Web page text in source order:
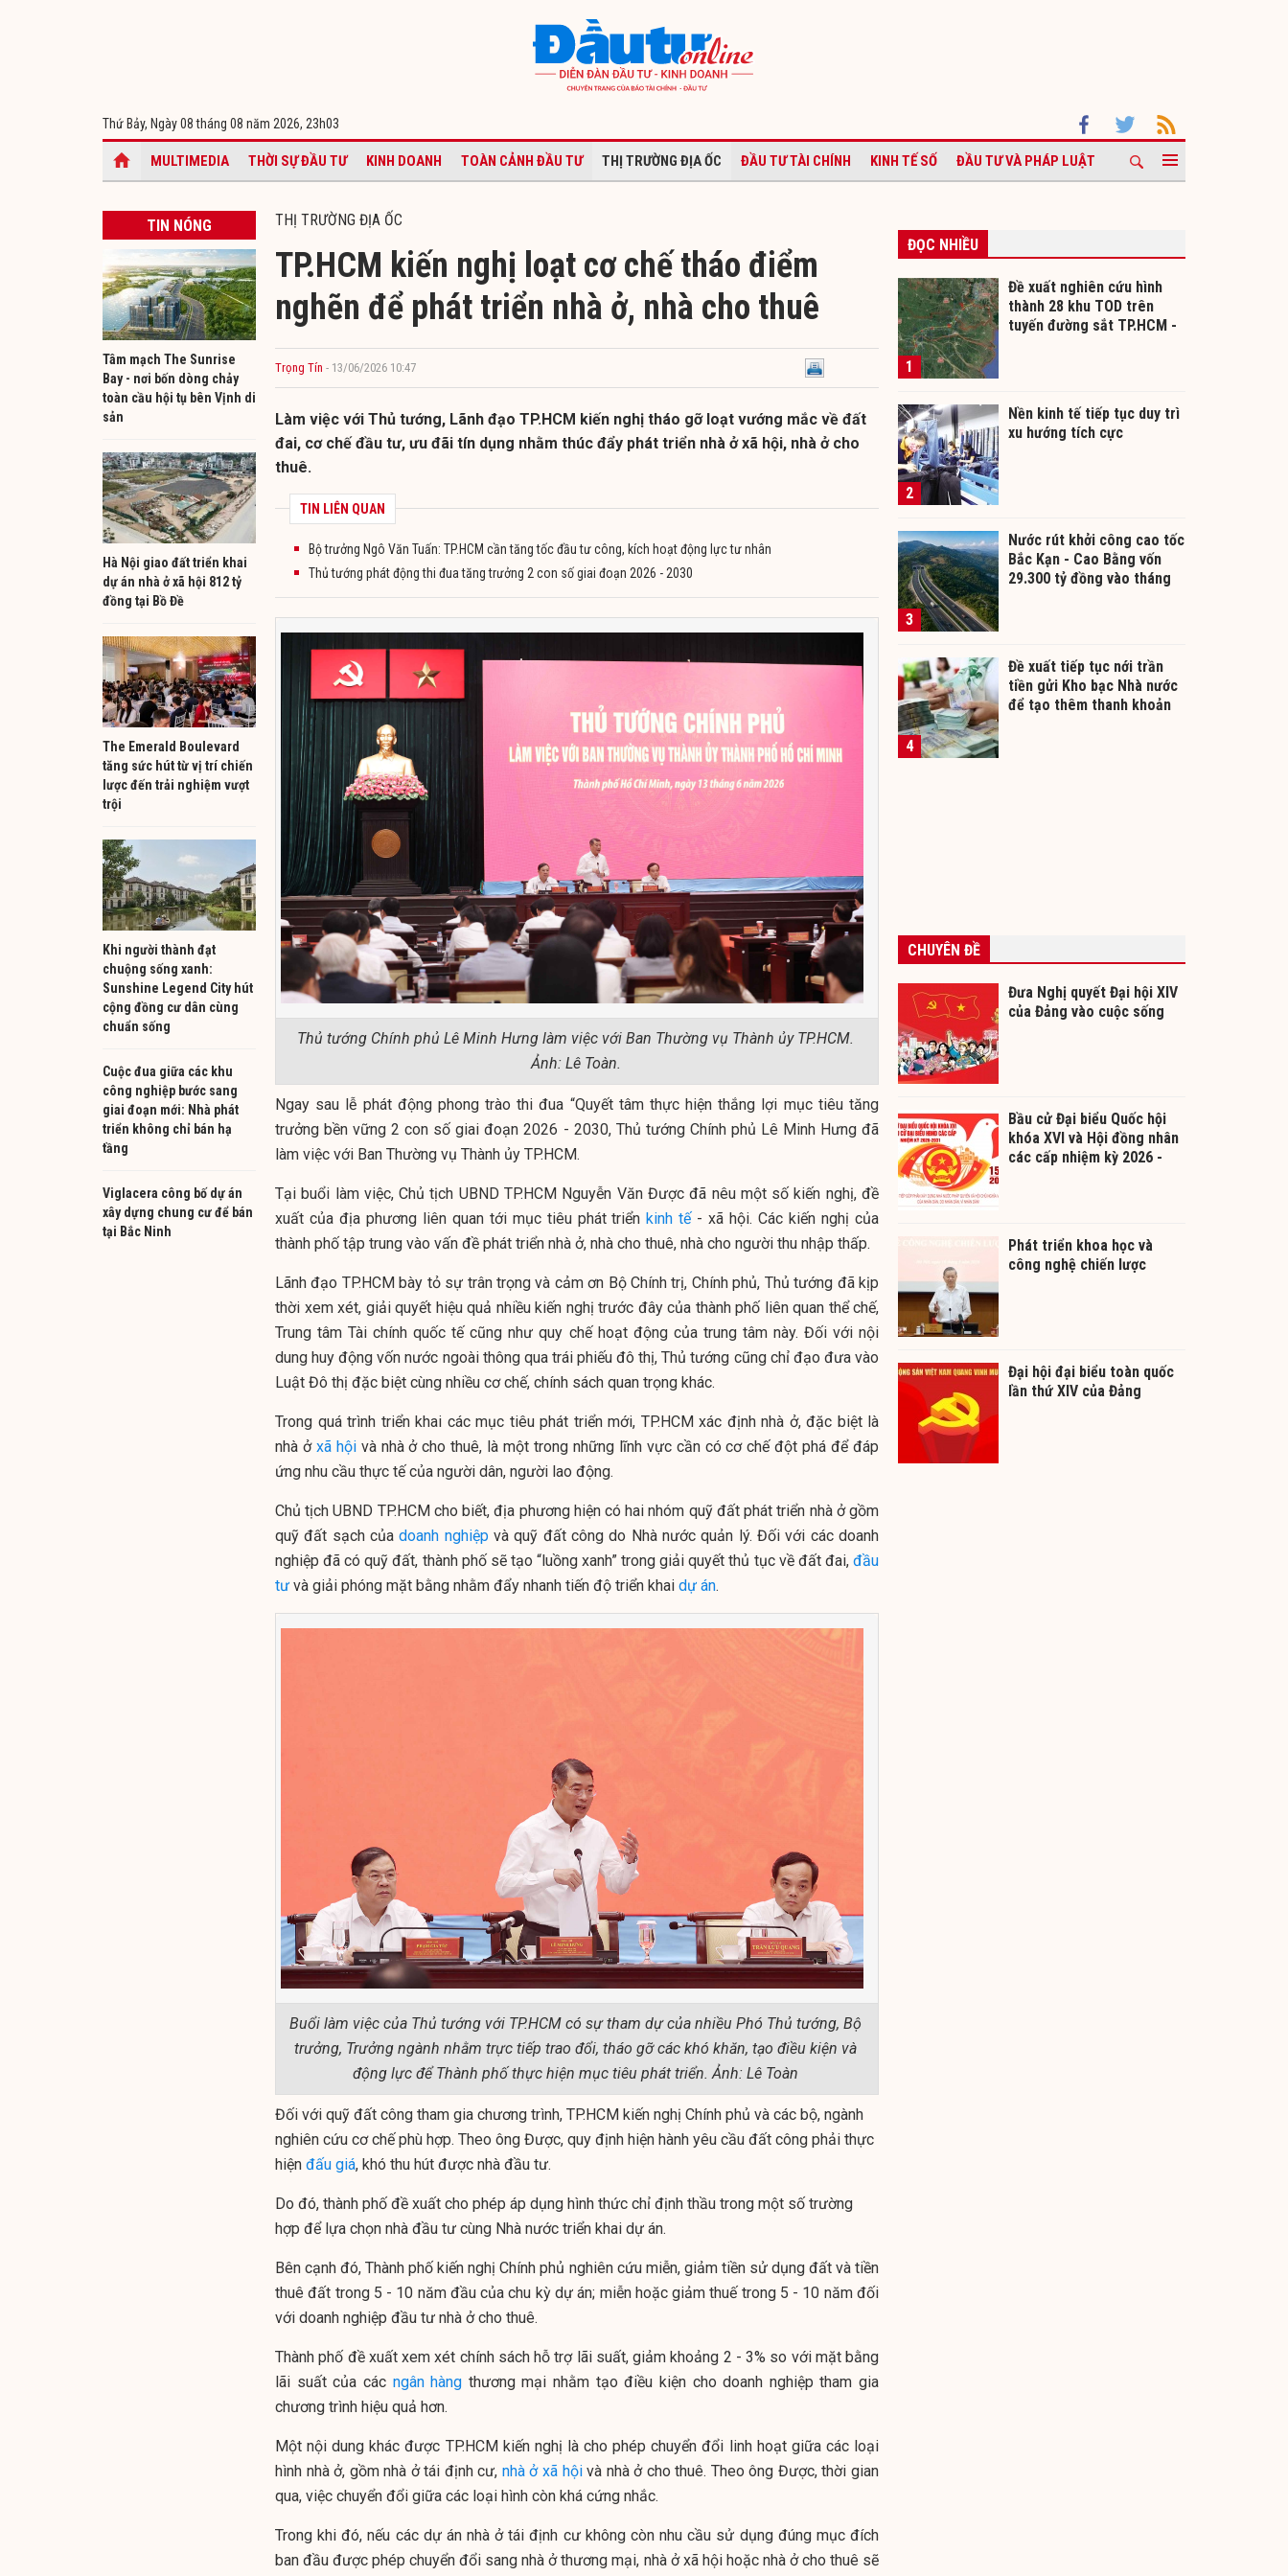
Thứ Bảy, Ngày 08 tháng 08 năm 2026, 23h03
MULTIMEDIA THỜI SỰ ĐẦU TƯ KINH DOANH TOÀN CẢNH ĐẦU TƯ THỊ TRƯỜNG ĐỊA ỐC ĐẦU TƯ TÀI CHÍNH KINH TẾ SỐ ĐẦU TƯ VÀ PHÁP LUẬT
TIN NÓNG
Tâm mạch The Sunrise
Bay - nơi bốn dòng chảy
toàn cầu hội tụ bên Vịnh di
sản
Hà Nội giao đất triển khai
dự án nhà ở xã hội 812 tỷ
đồng tại Bồ Đề
The Emerald Boulevard
tăng sức hút từ vị trí chiến
lược đến trải nghiệm vượt
trội
Khi người thành đạt
chuộng sống xanh:
Sunshine Legend City hút
cộng đồng cư dân cùng
chuẩn sống
Cuộc đua giữa các khu
công nghiệp bước sang
giai đoạn mới: Nhà phát
triển không chỉ bán hạ
tầng
Viglacera công bố dự án
xây dựng chung cư để bán
tại Bắc Ninh
THỊ TRƯỜNG ĐỊA ỐC
TP.HCM kiến nghị loạt cơ chế tháo điểm
nghẽn để phát triển nhà ở, nhà cho thuê
Trọng Tín - 13/06/2026 10:47
Làm việc với Thủ tướng, Lãnh đạo TP.HCM kiến nghị tháo gỡ loạt vướng mắc về đất
đai, cơ chế đầu tư, ưu đãi tín dụng nhằm thúc đẩy phát triển nhà ở xã hội, nhà ở cho
thuê.
TIN LIÊN QUAN
Bộ trưởng Ngô Văn Tuấn: TP.HCM cần tăng tốc đầu tư công, kích hoạt động lực tư nhân
Thủ tướng phát động thi đua tăng trưởng 2 con số giai đoạn 2026 - 2030
Thủ tướng Chính phủ Lê Minh Hưng làm việc với Ban Thường vụ Thành ủy TP.HCM.
Ảnh: Lê Toàn.
Ngay sau lễ phát động phong trào thi đua “Quyết tâm thực hiện thắng lợi mục tiêu tăng
trưởng bền vững 2 con số giai đoạn 2026 - 2030, Thủ tướng Chính phủ Lê Minh Hưng đã
làm việc với Ban Thường vụ Thành ủy TP.HCM.
Tại buổi làm việc, Chủ tịch UBND TP.HCM Nguyễn Văn Được đã nêu một số kiến nghị, đề
xuất của địa phương liên quan tới mục tiêu phát triểnkinh tế- xã hội. Các kiến nghị của
thành phố tập trung vào vấn đề phát triển nhà ở, nhà cho thuê, nhà cho người thu nhập thấp.
Lãnh đạo TP.HCM bày tỏ sự trân trọng và cảm ơn Bộ Chính trị, Chính phủ, Thủ tướng đã kịp
thời xem xét, giải quyết hiệu quả nhiều kiến nghị trước đây của thành phố liên quan thể chế,
Trung tâm Tài chính quốc tế cũng như quy chế hoạt động của trung tâm này. Đối với nội
dung huy động vốn nước ngoài thông qua trái phiếu đô thị, Thủ tướng cũng chỉ đạo đưa vào
Luật Đô thị đặc biệt cùng nhiều cơ chế, chính sách quan trọng khác.
Trong quá trình triển khai các mục tiêu phát triển mới, TP.HCM xác định nhà ở, đặc biệt là
nhà ở xã hội và nhà ở cho thuê, là một trong những lĩnh vực cần có cơ chế đột phá để đáp
ứng nhu cầu thực tế của người dân, người lao động.
Chủ tịch UBND TP.HCM cho biết, địa phương hiện có hai nhóm quỹ đất phát triển nhà ở gồm
quỹ đất sạch củadoanh nghiệpvà quỹ đất công do Nhà nước quản lý. Đối với các doanh
nghiệp đã có quỹ đất, thành phố sẽ tạo “luồng xanh” trong giải quyết thủ tục về đất đai, đầu
tư và giải phóng mặt bằng nhằm đẩy nhanh tiến độ triển khai dự án.
Buổi làm việc của Thủ tướng với TP.HCM có sự tham dự của nhiều Phó Thủ tướng, Bộ
trưởng, Trưởng ngành nhằm trực tiếp trao đổi, tháo gỡ các khó khăn, tạo điều kiện và
động lực để Thành phố thực hiện mục tiêu phát triển. Ảnh: Lê Toàn
Đối với quỹ đất công tham gia chương trình, TP.HCM kiến nghị Chính phủ và các bộ, ngành
nghiên cứu cơ chế phù hợp. Theo ông Được, quy định hiện hành yêu cầu đất công phải thực
hiện đấu giá, khó thu hút được nhà đầu tư.
Do đó, thành phố đề xuất cho phép áp dụng hình thức chỉ định thầu trong một số trường
hợp để lựa chọn nhà đầu tư cùng Nhà nước triển khai dự án.
Bên cạnh đó, Thành phố kiến nghị Chính phủ nghiên cứu miễn, giảm tiền sử dụng đất và tiền
thuê đất trong 5 - 10 năm đầu của chu kỳ dự án; miễn hoặc giảm thuế trong 5 - 10 năm đối
với doanh nghiệp đầu tư nhà ở cho thuê.
Thành phố đề xuất xem xét chính sách hỗ trợ lãi suất, giảm khoảng 2 - 3% so với mặt bằng
lãi suất của các ngân hàng thương mại nhằm tạo điều kiện cho doanh nghiệp tham gia
chương trình hiệu quả hơn.
Một nội dung khác được TP.HCM kiến nghị là cho phép chuyển đổi linh hoạt giữa các loại
hình nhà ở, gồm nhà ở tái định cư, nhà ở xã hộivà nhà ở cho thuê. Theo ông Được, thời gian
qua, việc chuyển đổi giữa các loại hình còn khá cứng nhắc.
Trong khi đó, nếu các dự án nhà ở tái định cư không còn nhu cầu sử dụng đúng mục đích
ban đầu được phép chuyển đổi sang nhà ở thương mại, nhà ở xã hội hoặc nhà ở cho thuê sẽ
ĐỌC NHIỀU
1
Đề xuất nghiên cứu hình
thành 28 khu TOD trên
tuyến đường sắt TP.HCM -
2
Nền kinh tế tiếp tục duy trì
xu hướng tích cực
3
Nước rút khởi công cao tốc
Bắc Kạn - Cao Bằng vốn
29.300 tỷ đồng vào tháng
4
Đề xuất tiếp tục nới trần
tiền gửi Kho bạc Nhà nước
để tạo thêm thanh khoản
CHUYÊN ĐỀ
Đưa Nghị quyết Đại hội XIV
của Đảng vào cuộc sống
Bầu cử Đại biểu Quốc hội
khóa XVI và Hội đồng nhân
các cấp nhiệm kỳ 2026 -
Phát triển khoa học và
công nghệ chiến lược
Đại hội đại biểu toàn quốc
lần thứ XIV của Đảng